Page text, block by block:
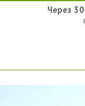
Через